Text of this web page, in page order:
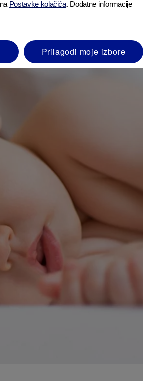
Postavke kolačića. Dodatne informacije
Prilagodi moje izbore